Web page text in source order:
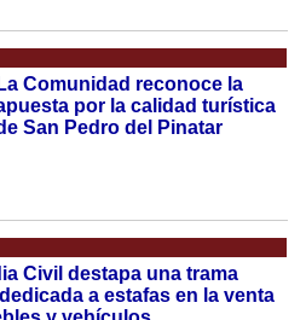
La Comunidad reconoce la
por la calidad turística
San Pedro del Pinatar
Civil destapa una trama
a estafas en la venta